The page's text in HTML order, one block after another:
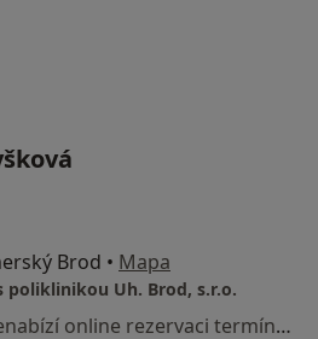
Brod • Mapa
poliklinikou Uh. Brod, s.r.o.
Tento specialista nenabízí online rezervaci termínu na této adrese.